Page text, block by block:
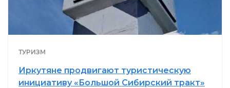
ТУРИЗМ
Иркутяне продвигают туристическую
инициативу «Большой Сибирский тракт»